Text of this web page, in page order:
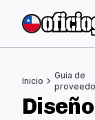
Inicio chevron_right Guia de